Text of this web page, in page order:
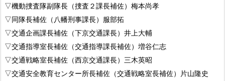
▽機動捜査隊副隊長（捜査２課長補佐）梅本尚孝
▽同隊長補佐（八幡刑事課長）服部拓
▽交通企画課長補佐（下京交通課長）井上大輔
▽交通指導室長補佐（交通指導課長補佐）増谷仁志
▽交通戦略室長補佐（西京交通課長）三木英昭
▽交通安全教育センター所長補佐（交通戦略室長補佐）片山隆史